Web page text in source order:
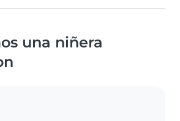
una niñera